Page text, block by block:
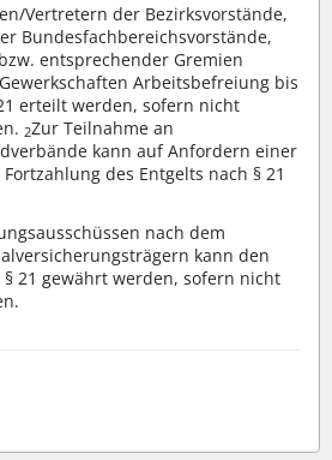
Vertretern der Bezirksvorstände,
Bundesfachbereichsvorstände,
entsprechender Gremien
Arbeitsbefreiung bis
erteilt werden, sofern nicht
2Zur Teilnahme an
kann auf Anfordern einer
des Entgelts nach § 21
nach dem
kann den
21 gewährt werden, sofern nicht